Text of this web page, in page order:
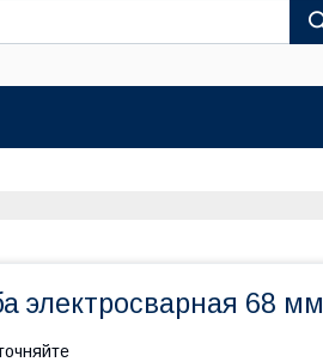
электросварная 68 мм